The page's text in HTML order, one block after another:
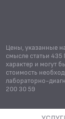
Цены, указанные
смысле статьи
характер и могут
стоимость
лабораторно-
200 30 59